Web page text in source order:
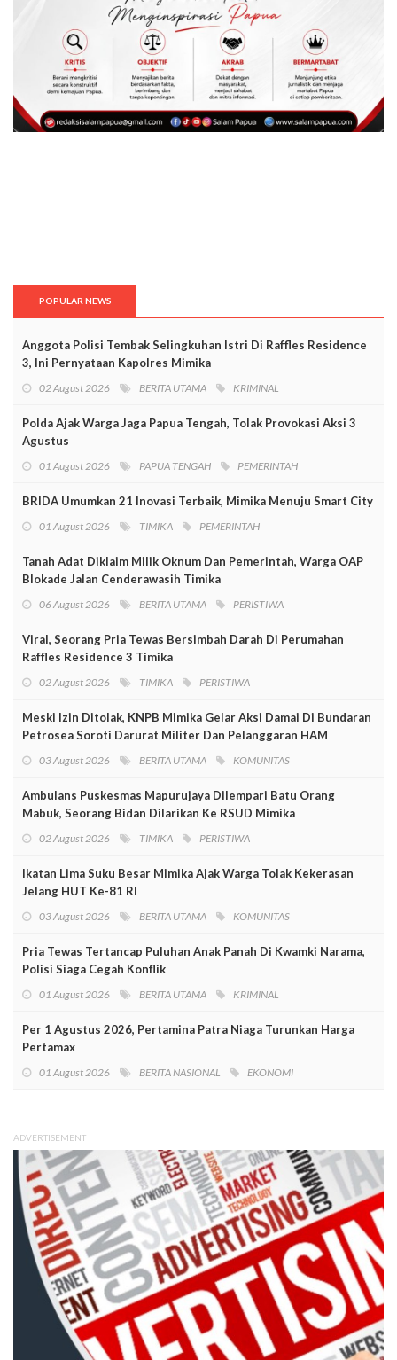
POPULAR NEWS
Anggota Polisi Tembak Selingkuhan Istri Di Raffles Residence
3, Ini Pernyataan Kapolres Mimika
02 August 2026 BERITA UTAMA KRIMINAL
Polda Ajak Warga Jaga Papua Tengah, Tolak Provokasi Aksi 3
Agustus
01 August 2026 PAPUA TENGAH PEMERINTAH
BRIDA Umumkan 21 Inovasi Terbaik, Mimika Menuju Smart City
01 August 2026 TIMIKA PEMERINTAH
Tanah Adat Diklaim Milik Oknum Dan Pemerintah, Warga OAP
Blokade Jalan Cenderawasih Timika
06 August 2026 BERITA UTAMA PERISTIWA
Viral, Seorang Pria Tewas Bersimbah Darah Di Perumahan
Raffles Residence 3 Timika
02 August 2026 TIMIKA PERISTIWA
Meski Izin Ditolak, KNPB Mimika Gelar Aksi Damai Di Bundaran
Petrosea Soroti Darurat Militer Dan Pelanggaran HAM
03 August 2026 BERITA UTAMA KOMUNITAS
Ambulans Puskesmas Mapurujaya Dilempari Batu Orang
Mabuk, Seorang Bidan Dilarikan Ke RSUD Mimika
02 August 2026 TIMIKA PERISTIWA
Ikatan Lima Suku Besar Mimika Ajak Warga Tolak Kekerasan
Jelang HUT Ke-81 RI
03 August 2026 BERITA UTAMA KOMUNITAS
Pria Tewas Tertancap Puluhan Anak Panah Di Kwamki Narama,
Polisi Siaga Cegah Konflik
01 August 2026 BERITA UTAMA KRIMINAL
Per 1 Agustus 2026, Pertamina Patra Niaga Turunkan Harga
Pertamax
01 August 2026 BERITA NASIONAL EKONOMI
ADVERTISEMENT